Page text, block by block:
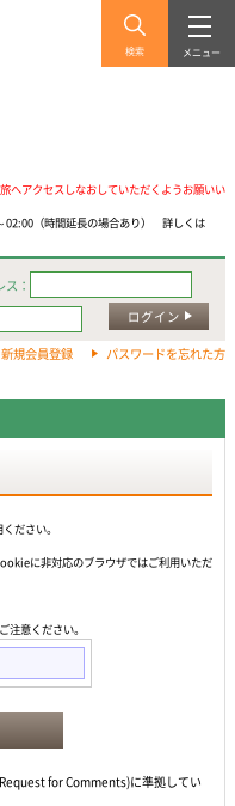
検索 メニュー
へアクセスしなおしていただくようお願いい
（時間延長の場合あり） 詳しくは
ス：
ログイン
新規会員登録 パスワードを忘れた方
ださい。
に非対応のブラウザではご利用いただ
意ください。
for Comments)に準拠してい